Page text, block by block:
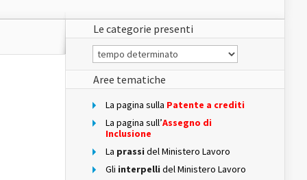
Le categorie presenti
Le
categorie
presenti
Aree tematiche
La pagina sulla Patente a crediti
La pagina sull’Assegno di
Inclusione
La prassi del Ministero Lavoro
Gli interpelli del Ministero Lavoro